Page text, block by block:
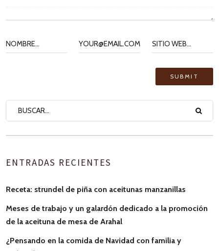
ENTRADAS RECIENTES
Receta: strundel de piña con aceitunas manzanillas
Meses de trabajo y un galardón dedicado a la promoción
de la aceituna de mesa de Arahal
¿Pensando en la comida de Navidad con familia y